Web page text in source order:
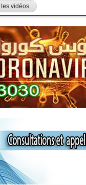
les vidéos